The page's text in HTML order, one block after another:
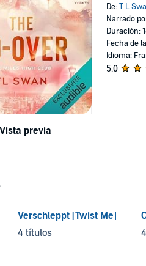
Vista previa
De:T L
Narrado
Duración:
Fecha de
Idioma:
5.0
Verschleppt [Twist Me]
4 títulos